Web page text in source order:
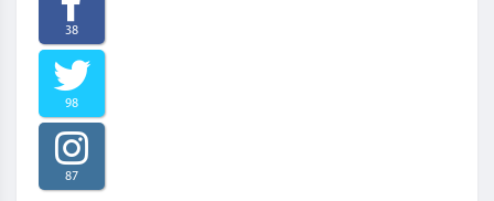
38
98
87